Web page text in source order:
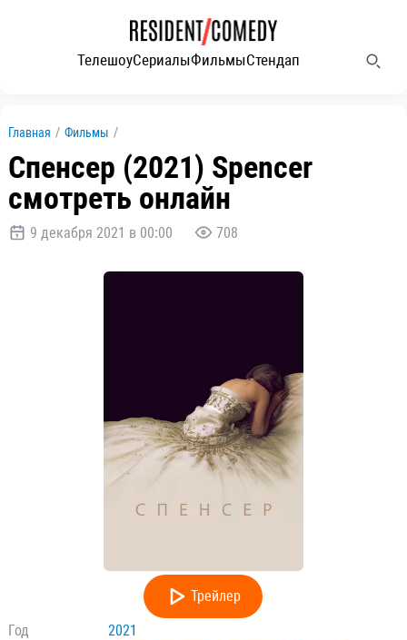
ТелешоуСериалыФильмыСтендап
Главная / Фильмы /
Спенсер (2021) Spencer
смотреть онлайн
9 декабря 2021 в 00:00 708
Трейлер
Год
2021